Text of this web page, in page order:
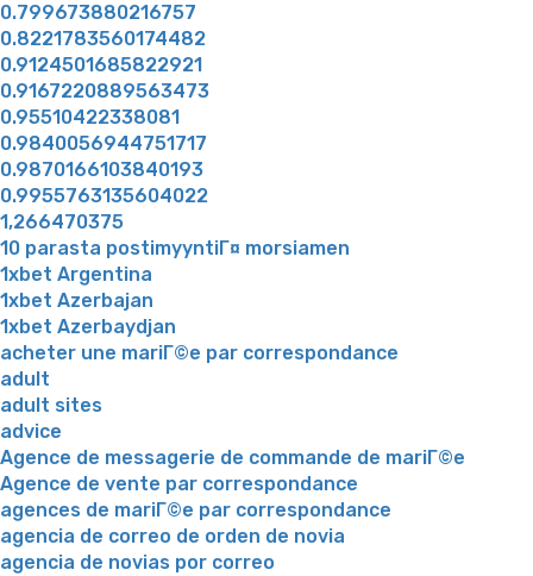
0.799673880216757
0.8221783560174482
0.9124501685822921
0.9167220889563473
0.95510422338081
0.9840056944751717
0.9870166103840193
0.9955763135604022
1,266470375
10 parasta postimyyntiГ¤ morsiamen
1xbet Argentina
1xbet Azerbajan
1xbet Azerbaydjan
acheter une mariГ©e par correspondance
adult
adult sites
advice
Agence de messagerie de commande de mariГ©e
Agence de vente par correspondance
agences de mariГ©e par correspondance
agencia de correo de orden de novia
agencia de novias por correo